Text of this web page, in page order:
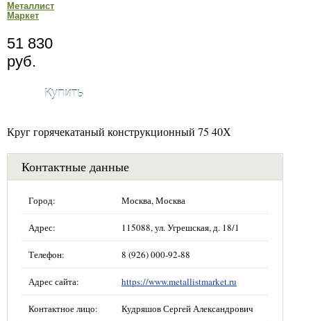
Металлист
Маркет
51 830
руб.
Купить
Круг горячекатаный конструкционный 75 40Х
Контактные данные
Город: Москва, Москва
Адрес: 115088, ул. Угрешская, д. 18/1
Телефон: 8 (926) 000-92-88
Адрес сайта: https://www.metallistmarket.ru
Контактное лицо: Кудряшов Сергей Александрович